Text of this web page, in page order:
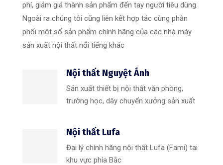
phí, giảm giá thành sản phẩm đến tay người tiêu dùng.
Ngoài ra chúng tôi cũng liên kết hợp tác cùng phân
phối một số sản phẩm chính hãng của các nhà máy
sản xuất nội thất nổi tiếng khác
Nội thất Nguyệt Ánh
Sản xuất thiết bị nội thất văn phòng,
trường học, dây chuyển xưởng sản xuất
Nội thất Lufa
Đại lý chính hãng nội thất Lufa (Fami) tại
khu vực phía Bắc